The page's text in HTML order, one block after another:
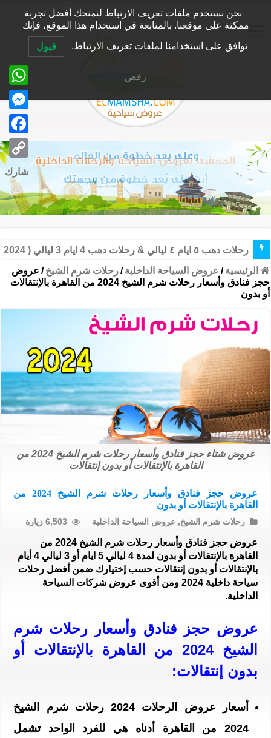
رحلات طابا من القاهرة ضمن أحدث عروض سياحة داخلية
الرئيسية / عروض السياحة الداخلية /رحلات شرم الشيخ / عروض
حجز فنادق وأسعار رحلات شرم الشيخ 2024 من القاهرة بالإنتقالات
أو بدون
عروض شتاء حجز فنادق وأسعار رحلات شرم الشيخ 2024 من
القاهرة بالإنتقالات أو بدون إنتقالات
عروض حجز فنادق وأسعار رحلات شرم الشيخ 2024 من
القاهرة بالإنتقالات أو بدون
رحلات شرم الشيخ,عروض السياحة الداخلية 6,503 زيارة
عروض حجز فنادق وأسعار رحلات شرم الشيخ 2024 من
القاهرة بالإنتقالات أو بدون لمدة 4 ليالي 5 ايام أو 3 ليالي 4 أيام
بالإنتقالات أو بدون إنتقالات حسب إختيارك ضمن أفضل رحلات
سياحة داخلية 2024 ومن أقوى عروض شركات السياحة
الداخلية.
عروض حجز فنادق وأسعار رحلات شرم
الشيخ 2024 من القاهرة بالإنتقالات أو
بدون إنتقالات:
أسعار عروض الرحلات 2024 رحلات شرم الشيخ
2024 من القاهرة أدناه هي للفرد الواحد تشمل
Copy
Link
شارك
نحن نستخدم ملفات تعريف الارتباط لنمنحك أفضل تجربة
ممكنة على موقعنا. بالمتابعة في استخدام هذا الموقع، فإنك
توافق على استخدامنا لملفات تعريف الارتباط. قبول
رفض